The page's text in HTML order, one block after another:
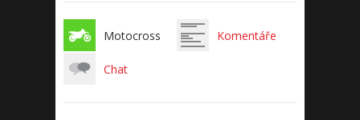
Motocross Komentáře
Chat